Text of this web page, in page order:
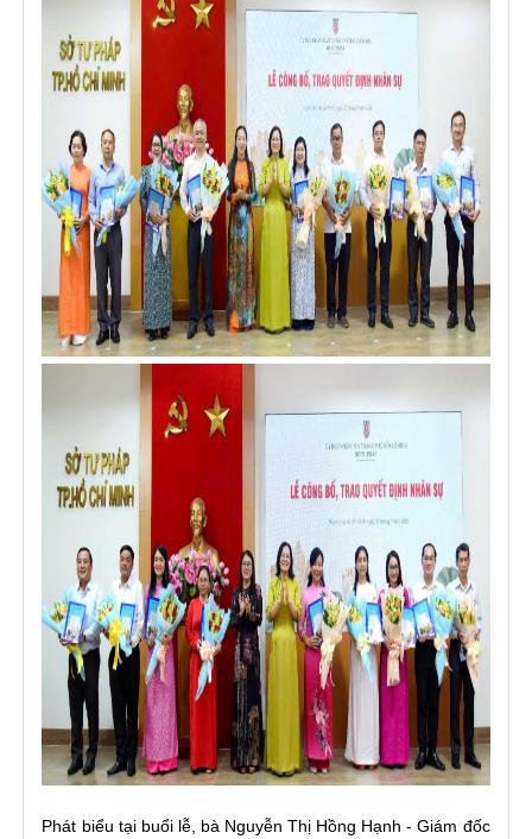
Phát biểu tại buổi lễ, bà Nguyễn Thị Hồng Hạnh - Giám đốc